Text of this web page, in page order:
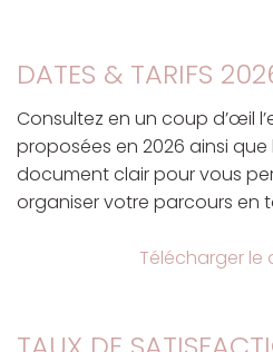
DATES & TARIFS
Consultez en un coup d’œil
proposées en 2026 ainsi que
document clair pour vous
organiser votre parcours en
Télécharger